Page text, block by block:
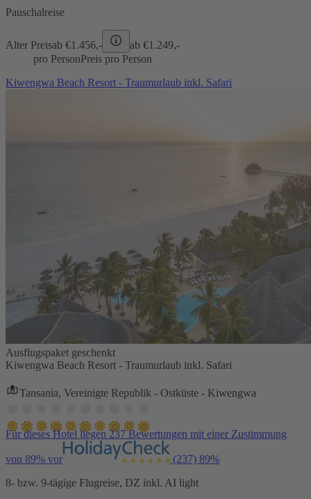
Pauschalreise
Alter Preisab €1.456,- ab €1.249,-
pro PersonPreis pro Person
Kiwengwa Beach Resort - Traumurlaub inkl. Safari
Ausflugspaket geschenkt
Kiwengwa Beach Resort - Traumurlaub inkl. Safari
Tansania, Vereinigte Republik - Ostküste - Kiwengwa
Für dieses Hotel liegen 237 Bewertungen mit einer Zustimmung
von 89% vor (237) 89%
8- bzw. 9-tägige Flugreise, DZ inkl. AI light